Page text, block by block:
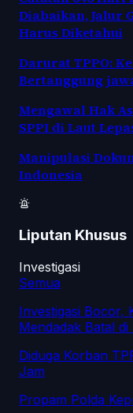
Diabaikan, Jalur
Harus Diketahui
Darurat TPPO:
Bertanggung
Mengawal Hak
SPPI di Laut
Manipulasi
Indonesia
Liputan Khusus
Investigasi
Semua
Investigasi Bocor,
Mendadak Batal di
Diduga Korban
Jam
Propam Polda